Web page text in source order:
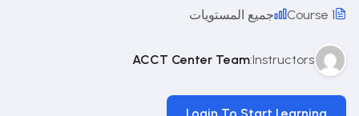
1 Course جميع المستويات
Instructors:
ACCT Center Team